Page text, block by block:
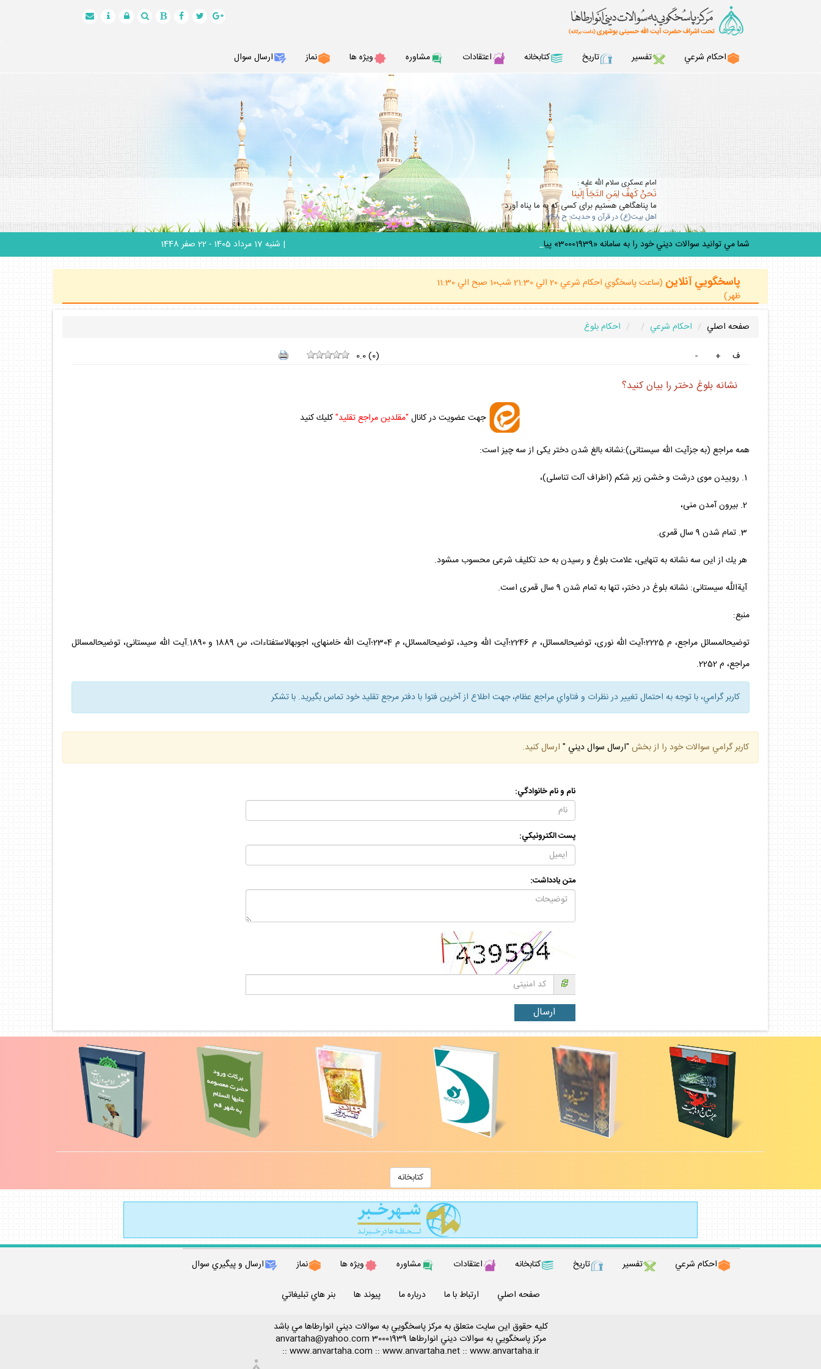
احكام شرعي تفسير تاريخ كتابخانه اعتقادات مشاوره ويژه ها نماز ارسال سوال
امام عسكرى سلام الله عليه :
نَحنُ كَهفٌ لِمَنِ التَجَأَ إلَينا
ما پناهگاهى هستيم براى كسى كه به ما پناه آورد
اهل بيت(ع) در قرآن و حديث: ح 348
شما مي توانيد سوالات ديني خود را به سامانه «30001939» پيامك كنيد | شنبه 17 مرداد 1405 - 22 صفر 1448
پاسخگويي آنلاين
(ساعت پاسخگوي احكام شرعي 20 الي 21:30 شب10 صبح الي 11:30
ظهر)
صفحه اصلي احكام شرعي
احكام بلوغ
ف
+
-
0.0(0)
نشانه بلوغ دختر را بيان كنيد؟
جهت عضويت در كانال "مقلدين مراجع تقليد"كليك كنيد
همه مراجع (به جزآيت الله سيستانى):نشانه بالغ شدن دختر يكى از سه چيز است:
هر يك از اين سه نشانه به تنهايى، علامت بلوغ و رسيدن به حد تكليف شرعى محسوب مى‏شود.
آيةاللَّه سيستانى: نشانه بلوغ در دختر، تنها به تمام شدن 9 سال قمرى است.
منبع:
توضيح‏المسائل مراجع، م 2225؛آيت الله نورى، توضيح‏المسائل، م 2246؛آيت الله وحيد، توضيح‏المسائل، م 2304؛آيت الله خامنه‏اى، اجوبه‏الاستفتاءات، س 1889 و 1890.آيت الله سيستانى، توضيح‏المسائل
مراجع، م 2252.
كاربر گرامي، با توجه به احتمال تغيير در نظرات و فتاواي مراجع عظام، جهت اطلاع از آخرين فتوا با دفتر مرجع تقليد خود تماس بگيريد. با تشكر
كاربر گرامي سوالات خود را از بخش "ارسال سوال ديني " ارسال كنيد.
نام و نام خانوادگي:
پست الكترونيكي:
متن يادداشت:
كتابخانه
احكام شرعي تفسير تاريخ كتابخانه اعتقادات مشاوره ويژه ها نماز ارسال و پيگيري سوال
صفحه اصلي ارتباط با ما درباره ما پيوند ها بنر هاي تبليغاتي
كليه حقوق اين سايت متعلق به مركز پاسخگويي به سوالات ديني انوارطاها مي باشد
مركز پاسخگويي به سوالات ديني انوارطاها 30001939
anvartaha@yahoo.com
www.anvartaha.com :: www.anvartaha.net:: www.anvartaha.ir
::